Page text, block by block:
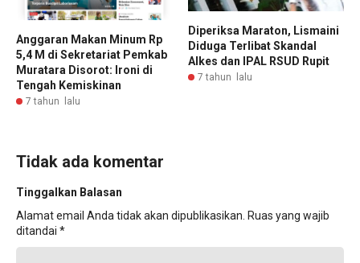
Anggaran Makan Minum Rp
5,4 M di Sekretariat Pemkab
Muratara Disorot: Ironi di
Tengah Kemiskinan
7 tahun lalu
Diperiksa Maraton, Lismaini
Diduga Terlibat Skandal
Alkes dan IPAL RSUD Rupit
7 tahun lalu
Tidak ada komentar
Tinggalkan Balasan
Alamat email Anda tidak akan dipublikasikan. Ruas yang wajib
ditandai *